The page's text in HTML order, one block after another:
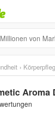
›
Aroma